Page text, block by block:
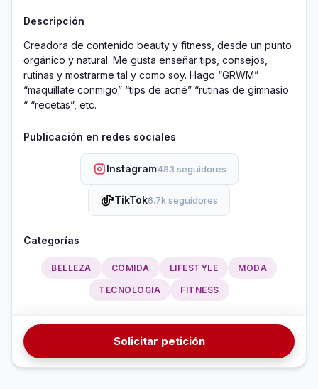
Descripción
Creadora de contenido beauty y fitness, desde un punto
orgánico y natural. Me gusta enseñar tips, consejos,
rutinas y mostrarme tal y como soy. Hago “GRWM”
“maquíllate conmigo” “tips de acné” “rutinas de gimnasio
“ “recetas”, etc.
Publicación en redes sociales
Instagram483 seguidores
TikTok6.7k seguidores
Categorías
BELLEZA COMIDA LIFESTYLE MODA
TECNOLOGÍA FITNESS
Solicitar petición